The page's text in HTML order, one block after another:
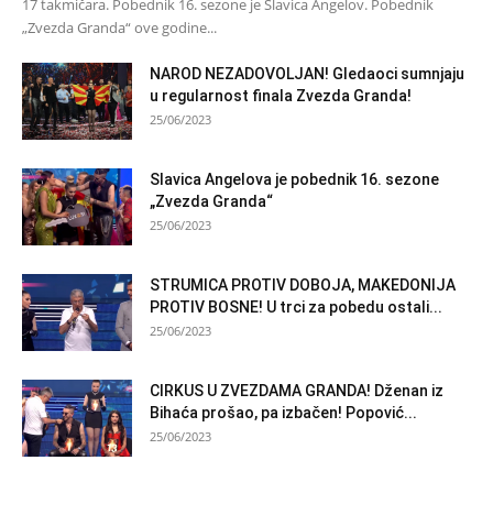
17 takmičara. Pobednik 16. sezone je Slavica Angelov. Pobednik
„Zvezda Granda“ ove godine...
NAROD NEZADOVOLJAN! Gledaoci sumnjaju
u regularnost finala Zvezda Granda!
25/06/2023
Slavica Angelova je pobednik 16. sezone
„Zvezda Granda“
25/06/2023
STRUMICA PROTIV DOBOJA, MAKEDONIJA
PROTIV BOSNE! U trci za pobedu ostali...
25/06/2023
CIRKUS U ZVEZDAMA GRANDA! Dženan iz
Bihaća prošao, pa izbačen! Popović...
25/06/2023